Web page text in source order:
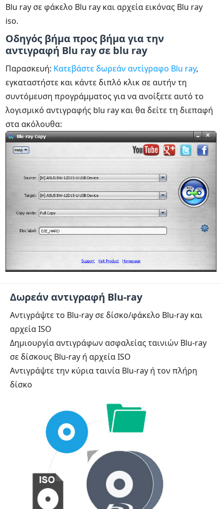
Blu ray σε φάκελο Blu ray και αρχεία εικόνας Blu ray
iso.
Οδηγός βήμα προς βήμα για την
αντιγραφή Blu ray σε blu ray
Παρασκευή: Κατεβάστε δωρεάν αντίγραφο Blu ray,
εγκαταστήστε και κάντε διπλό κλικ σε αυτήν τη
συντόμευση προγράμματος για να ανοίξετε αυτό το
λογισμικό αντιγραφής blu ray και θα δείτε τη διεπαφή
στα ακόλουθα:
Δωρεάν αντιγραφή Blu-ray
Αντιγράψτε το Blu-ray σε δίσκο/φάκελο Blu-ray και
αρχεία ISO
Δημιουργία αντιγράφων ασφαλείας ταινιών Blu-ray
σε δίσκους Blu-ray ή αρχεία ISO
Αντιγράψτε την κύρια ταινία Blu-ray ή τον πλήρη
δίσκο